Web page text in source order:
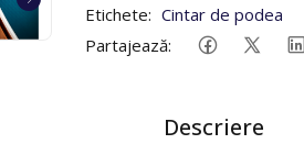
Etichete: Cintar de podea
Partajează:
Descriere